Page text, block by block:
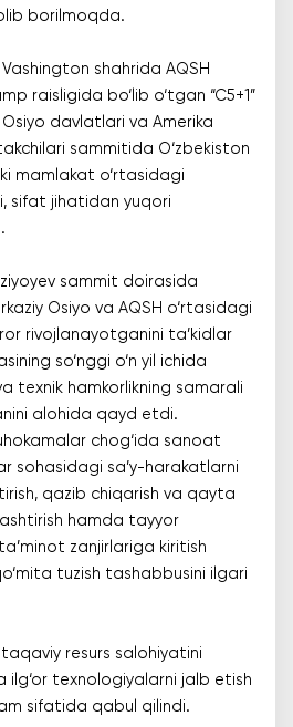
borilmoqda.
shahrida AQSH
raisligida bo‘lib o‘tgan “C5+1”
davlatlari va Amerika
sammitida O‘zbekiston
mamlakat o‘rtasidagi
sifat jihatidan yuqori
sammit doirasida
Osiyo va AQSH o‘rtasidagi
rivojlanayotganini ta’kidlar
so‘nggi o‘n yil ichida
texnik hamkorlikning samarali
alohida qayd etdi.
chog‘ida sanoat
sohasidagi sa’y-harakatlarni
qazib chiqarish va qayta
hamda tayyor
zanjirlariga kiritish
tuzish tashabbusini ilgari
resurs salohiyatini
ilg‘or texnologiyalarni jalb etish
sifatida qabul qilindi.